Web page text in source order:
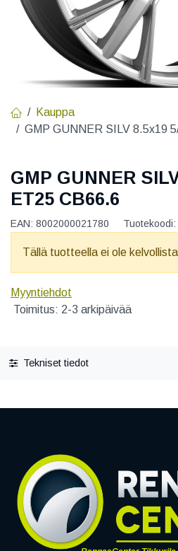
Kauppa
GMP GUNNER SILV 8.5x19
GMP GUNNER
ET25 CB66.6
EAN: 8002000021780 Tuotekoodi:
Tällä tuotteella ei ole
Myyntiehdot
Toimitus: 2-3 arkipäivää
Tekniset tiedot